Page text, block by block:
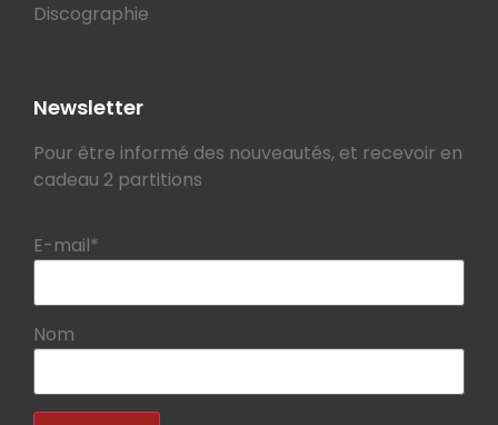
Discographie
Newsletter
Pour être informé des nouveautés, et recevoir en
cadeau 2 partitions
E-mail*
Nom